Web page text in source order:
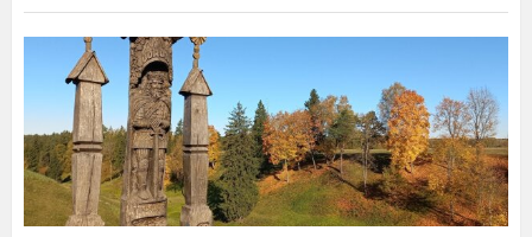
Anykščiai,
sujungiantys
gamtos,
kultūros,
istorijos
paveldą